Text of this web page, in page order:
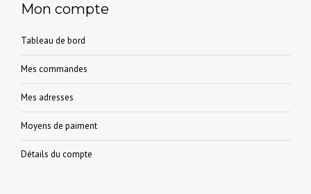
Mon compte
Tableau de bord
Mes commandes
Mes adresses
Moyens de paiment
Détails du compte